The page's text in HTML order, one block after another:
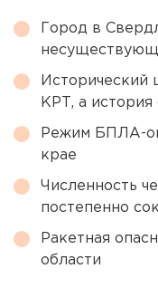
Город в
Исторический
КРТ, а
Режим БПЛА-
крае
Численность
постепенно
Ракетная
области